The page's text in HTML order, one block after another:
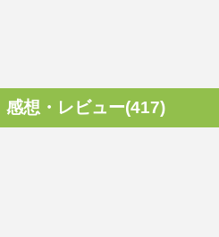
感想・レビュー(417)